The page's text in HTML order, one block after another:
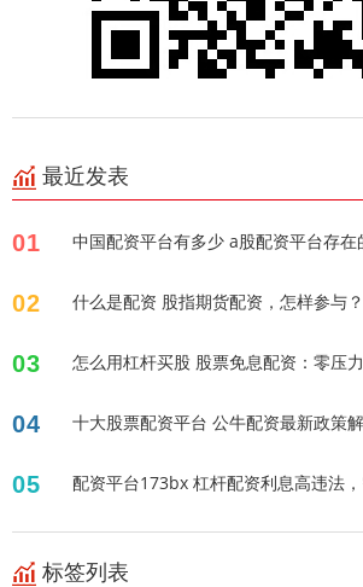
最近发表
01 中国配资平台有多少 a股配资平台存在
02 什么是配资 股指期货配资，怎样参与？
03 怎么用杠杆买股 股票免息配资：零压
04 十大股票配资平台 公牛配资最新政策
05 配资平台173bx 杠杆配资利息高
标签列表